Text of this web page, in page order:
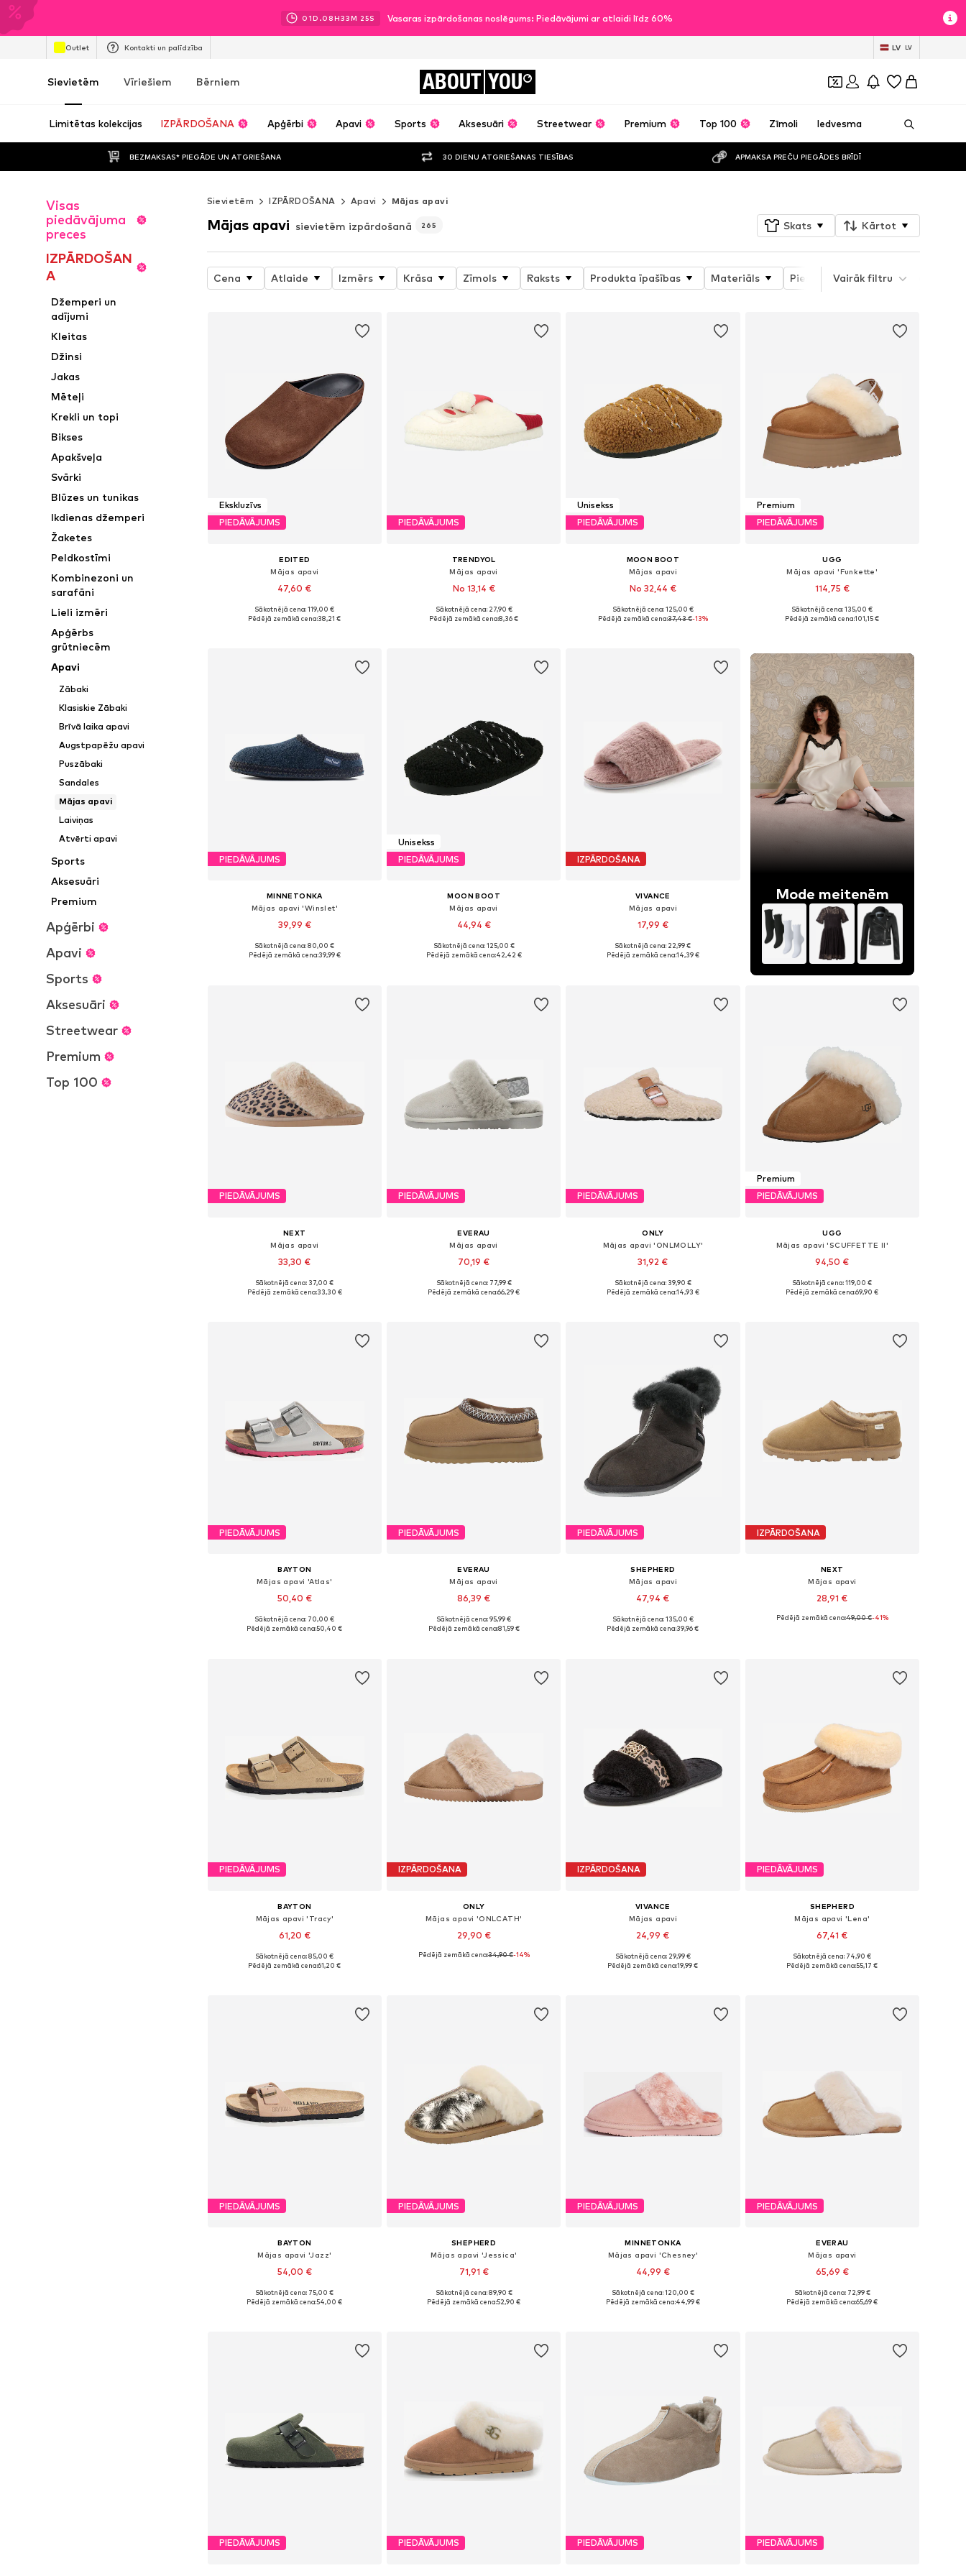
01D.08H33M 23S Vasaras izpārdošanas noslēgums: Piedāvājumi ar atlaidi līdz 60%
Outlet Kontakti un palīdzība LV LV
Sievietēm Vīriešiem Bērniem ABOUT YOU
Limitētas kolekcijas IZPĀRDOŠANA Apģērbi Apavi Sports Aksesuāri Streetwear Premium Top 100 Zīmoli Iedvesma
BEZMAKSAS* PIEGĀDE UN ATGRIEŠANA 30 DIENU ATGRIEŠANAS TIESĪBAS APMAKSA PREČU PIEGĀDES BRĪDĪ
Visas
piedāvājuma
preces
IZPĀRDOŠAN
A
Džemperi un
adījumi
Kleitas
Džinsi
Jakas
Mēteļi
Krekli un topi
Bikses
Apakšveļa
Svārki
Blūzes un tunikas
Ikdienas džemperi
Žaketes
Peldkostīmi
Kombinezoni un
sarafāni
Lieli izmēri
Apģērbs
grūtniecēm
Apavi
Zābaki
Klasiskie Zābaki
Brīvā laika apavi
Augstpapēžu apavi
Puszābaki
Sandales
Mājas apavi
Laiviņas
Atvērti apavi
Sports
Aksesuāri
Premium
Apģērbi
Apavi
Sports
Aksesuāri
Streetwear
Premium
Top 100
Sievietēm IZPĀRDOŠANA Apavi Mājas apavi
Mājas apavi sievietēm izpārdošanā 265 Skats Kārtot
Cena Atlaide Izmērs Krāsa Zīmols Raksts Produkta īpašības Materiāls Piemēroti apavi Papēža
Vairāk filtru
Ekskluzīvs
PIEDĀVĀJUMS
EDITED
Mājas apavi
47,60 €
Pieejamie izmēri: 36, 37, 38, 39, 40
Sākotnējā cena: 119,00 €
Pēdējā zemākā cena:38,21 €
PIEDĀVĀJUMS
TRENDYOL
Mājas apavi
No 13,14 €
Pieejamie izmēri: 36-37, 38-39, 40-41
Sākotnējā cena: 27,90 €
Pēdējā zemākā cena:8,36 €
Unisekss
PIEDĀVĀJUMS
MOON BOOT
Mājas apavi
No 32,44 €
Pieejams daudzos izmēros
Sākotnējā cena: 125,00 €
Pēdējā zemākā cena:37,43 €-13%
Premium
PIEDĀVĀJUMS
UGG
Mājas apavi 'Funkette'
114,75 €
Pieejams daudzos izmēros
Sākotnējā cena: 135,00 €
Pēdējā zemākā cena:101,15 €
PIEDĀVĀJUMS
MINNETONKA
Mājas apavi 'Winslet'
39,99 €
Pieejamie izmēri: 35-37,5, 38-40,5, 41-43
Sākotnējā cena: 80,00 €
Pēdējā zemākā cena:39,99 €
Unisekss
PIEDĀVĀJUMS
MOON BOOT
Mājas apavi
44,94 €
Pieejams daudzos izmēros
Sākotnējā cena: 125,00 €
Pēdējā zemākā cena:42,42 €
IZPĀRDOŠANA
VIVANCE
Mājas apavi
17,99 €
Pieejamie izmēri: 36,5, 38,5, 40,5, 42,5
Sākotnējā cena: 22,99 €
Pēdējā zemākā cena:14,39 €
Mode meitenēm
PIEDĀVĀJUMS
NEXT
Mājas apavi
33,30 €
Sākotnējā cena: 37,00 €
Pēdējā zemākā cena:33,30 €
PIEDĀVĀJUMS
EVERAU
Mājas apavi
70,19 €
Pieejamie izmēri: 36, 37, 38, 39, 40, 41
Sākotnējā cena: 77,99 €
Pēdējā zemākā cena:66,29 €
PIEDĀVĀJUMS
ONLY
Mājas apavi 'ONLMOLLY'
31,92 €
Pieejamie izmēri: 36, 37, 38, 39, 40
Sākotnējā cena: 39,90 €
Pēdējā zemākā cena:14,93 €
Premium
PIEDĀVĀJUMS
UGG
Mājas apavi 'SCUFFETTE II'
94,50 €
Pieejamie izmēri: 36, 37, 38, 39, 40, 41
Sākotnējā cena: 119,00 €
Pēdējā zemākā cena:69,90 €
PIEDĀVĀJUMS
BAYTON
Mājas apavi 'Atlas'
50,40 €
Pieejamie izmēri: 37, 38, 39, 40, 41
Sākotnējā cena: 70,00 €
Pēdējā zemākā cena:50,40 €
PIEDĀVĀJUMS
EVERAU
Mājas apavi
86,39 €
Pieejamie izmēri: 36, 38, 39, 40, 41, 42
Sākotnējā cena: 95,99 €
Pēdējā zemākā cena:81,59 €
PIEDĀVĀJUMS
SHEPHERD
Mājas apavi
47,94 €
Pieejamie izmēri: 36, 37, 38, 39, 40
Sākotnējā cena: 135,00 €
Pēdējā zemākā cena:39,96 €
IZPĀRDOŠANA
NEXT
Mājas apavi
28,91 €
Pieejamie izmēri: 37, 38, 39, 41, 42, 43
Pēdējā zemākā cena:49,00 €-41%
PIEDĀVĀJUMS
BAYTON
Mājas apavi 'Tracy'
61,20 €
Pieejams daudzos izmēros
Sākotnējā cena: 85,00 €
Pēdējā zemākā cena:61,20 €
IZPĀRDOŠANA
ONLY
Mājas apavi 'ONLCATH'
29,90 €
Pieejamie izmēri: 36, 37, 38, 39, 40, 41
Pēdējā zemākā cena:34,90 €-14%
IZPĀRDOŠANA
VIVANCE
Mājas apavi
24,99 €
Pieejamie izmēri: 36, 37, 38, 39, 40
Sākotnējā cena: 29,99 €
Pēdējā zemākā cena:19,99 €
PIEDĀVĀJUMS
SHEPHERD
Mājas apavi 'Lena'
67,41 €
Pieejams daudzos izmēros
Sākotnējā cena: 74,90 €
Pēdējā zemākā cena:55,17 €
PIEDĀVĀJUMS
BAYTON
Mājas apavi 'Jazz'
54,00 €
Pieejams daudzos izmēros
Sākotnējā cena: 75,00 €
Pēdējā zemākā cena:54,00 €
PIEDĀVĀJUMS
SHEPHERD
Mājas apavi 'Jessica'
71,91 €
Pieejams daudzos izmēros
Sākotnējā cena: 89,90 €
Pēdējā zemākā cena:52,90 €
PIEDĀVĀJUMS
MINNETONKA
Mājas apavi 'Chesney'
44,99 €
+3
Pieejamie izmēri: 36, 37, 38, 39, 40, 41
Sākotnējā cena: 120,00 €
Pēdējā zemākā cena:44,99 €
PIEDĀVĀJUMS
EVERAU
Mājas apavi
65,69 €
Pieejamie izmēri: 36, 37, 38, 39, 40, 41
Sākotnējā cena: 72,99 €
Pēdējā zemākā cena:65,69 €
PIEDĀVĀJUMS PIEDĀVĀJUMS PIEDĀVĀJUMS PIEDĀVĀJUMS